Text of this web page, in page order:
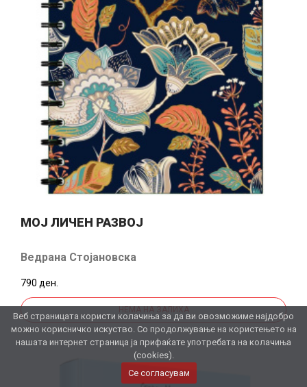
МОЈ ЛИЧЕН РАЗВОЈ
Ведрана Стојановска
790 ден.
Веб страницата користи колачиња за да ви овозможиме најдобро
можно корисничко искуство. Со продолжување на користењето на
нашата интернет страница ја прифаќате употребата на колачиња
(cookies).
Се согласувам